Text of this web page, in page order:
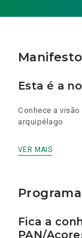
Manifesto
Esta é a
Conhece a
arquipélago
VER MAIS
Fica a
PAN/